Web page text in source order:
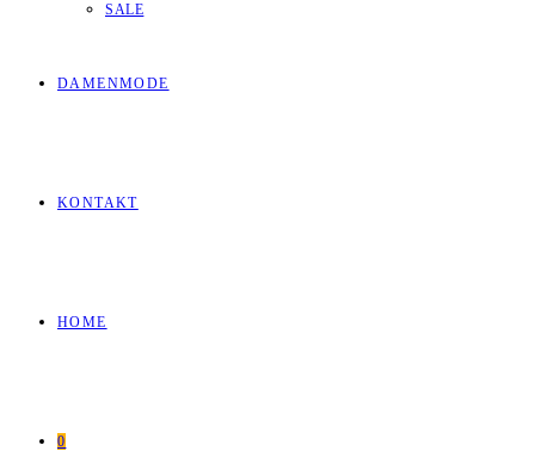
SALE
DAMENMODE
KONTAKT
HOME
0